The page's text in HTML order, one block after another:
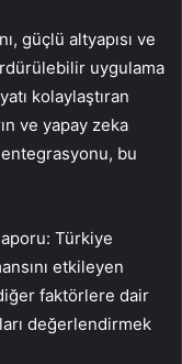
güçlü altyapısı ve
uygulama
kolaylaştıran
ve yapay zeka
bu
Türkiye
etkileyen
faktörlere dair
değerlendirmek